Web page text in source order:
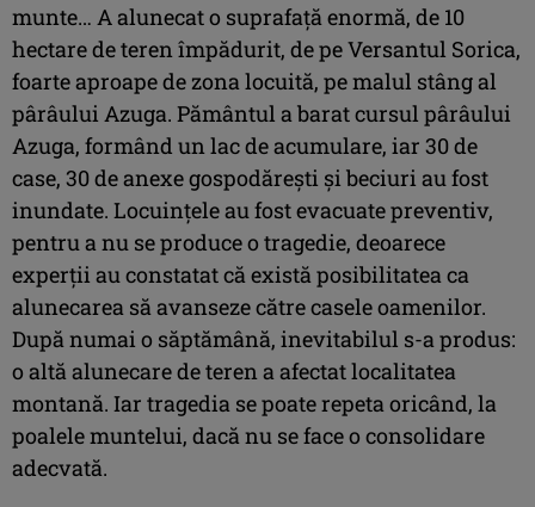
munte… A alunecat o suprafață enormă, de 10
hectare de teren împădurit, de pe Versantul Sorica,
foarte aproape de zona locuită, pe malul stâng al
pârâului Azuga. Pământul a barat cursul pârâului
Azuga, formând un lac de acumulare, iar 30 de
case, 30 de anexe gospodărești și beciuri au fost
inundate. Locuințele au fost evacuate preventiv,
pentru a nu se produce o tragedie, deoarece
experții au constatat că există posibilitatea ca
alunecarea să avanseze către casele oamenilor.
După numai o săptămână, inevitabilul s-a produs:
o altă alunecare de teren a afectat localitatea
montană. Iar tragedia se poate repeta oricând, la
poalele muntelui, dacă nu se face o consolidare
adecvată.